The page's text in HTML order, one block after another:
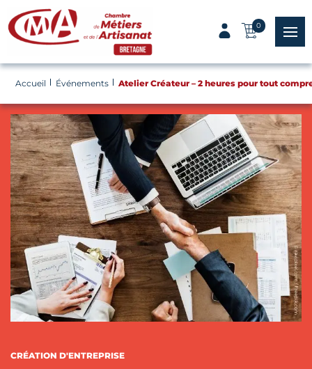
Panneau de gestion des cookies
0
menu
Accueil Événements Atelier Créateur – 2 heures pour tout
CATÉGORIES :
CRÉATION D'ENTREPRISE